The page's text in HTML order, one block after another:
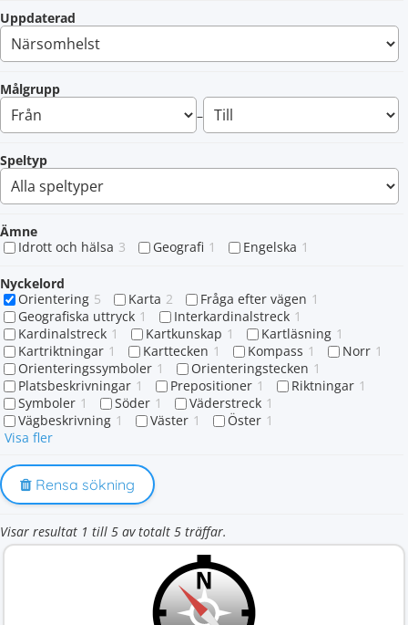
Uppdaterad
Målgrupp
–
Speltyp
Ämne
Idrott och hälsa 3 Geografi 1 Engelska 1
Nyckelord
Orientering 5 Karta 2 Fråga efter vägen 1
Geografiska uttryck 1 Interkardinalstreck 1
Kardinalstreck 1 Kartkunskap 1 Kartläsning 1
Kartriktningar 1 Karttecken 1 Kompass 1 Norr 1
Orienteringssymboler 1 Orienteringstecken 1
Platsbeskrivningar 1 Prepositioner 1 Riktningar 1
Symboler 1 Söder 1 Väderstreck 1
Vägbeskrivning 1 Väster 1 Öster 1
Visa fler
Rensa sökning
Visar resultat 1 till 5 av totalt 5 träffar.